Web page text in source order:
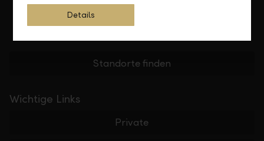
Standorte finden
Wichtige Links
Private
Details